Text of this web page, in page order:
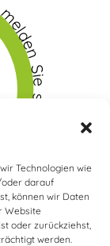
Technologien wie
darauf
können wir Daten
Website
oder zurückziehst,
werden.
bei uns